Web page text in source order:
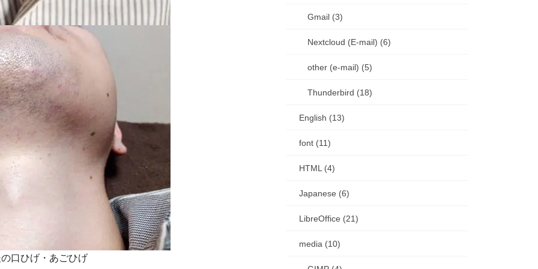
口ひげ・あごひげ
Gmail (3)
Nextcloud (E-mail) (6)
other (e-mail) (5)
Thunderbird (18)
English (13)
font (11)
HTML (4)
Japanese (6)
LibreOffice (21)
media (10)